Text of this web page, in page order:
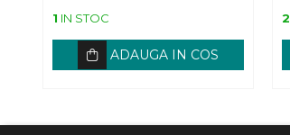
1 IN STOC
ADAUGA IN COS
2